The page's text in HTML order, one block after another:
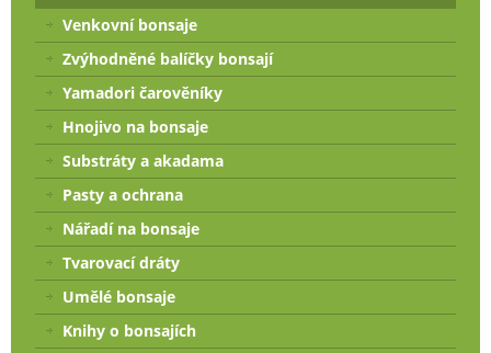
Venkovní bonsaje
Zvýhodněné balíčky bonsají
Yamadori čarověníky
Hnojivo na bonsaje
Substráty a akadama
Pasty a ochrana
Nářadí na bonsaje
Tvarovací dráty
Umělé bonsaje
Knihy o bonsajích